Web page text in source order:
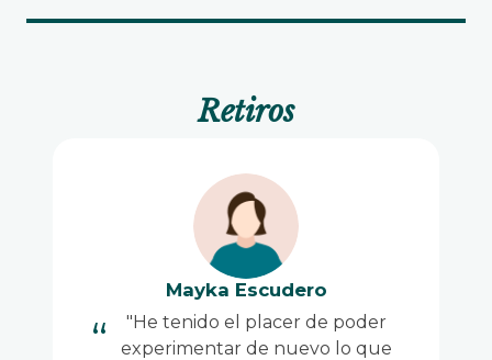
Retiros
Mayka Escudero
"He tenido el placer de poder
experimentar de nuevo lo que